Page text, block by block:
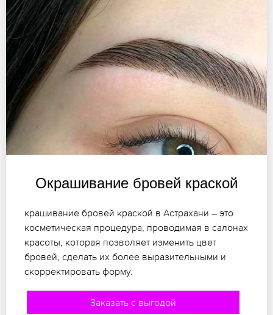
Окрашивание бровей краской
крашивание бровей краской в Астрахани – это
косметическая процедура, проводимая в салонах
красоты, которая позволяет изменить цвет
бровей, сделать их более выразительными и
скорректировать форму.
Заказать с выгодой